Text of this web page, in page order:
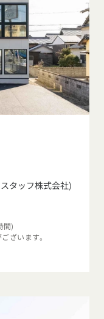
タッフ株式会社)
間)
ざいます。